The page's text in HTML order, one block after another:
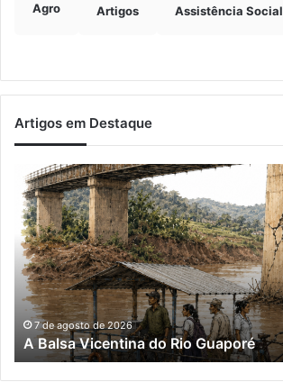
Agro Artigos Assistência Social
Artigos em Destaque
Balsa
Vicentina
do
Rio
Guaporé
7 de agosto de 2026
A Balsa Vicentina do Rio Guaporé